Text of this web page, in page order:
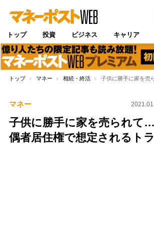
トップ 投資 ビジネス キャリア
トップ マネー 相続・終活 子供に勝手に家を
マネー
子供に勝手に家を売られ
偶者居住権で想定されるト